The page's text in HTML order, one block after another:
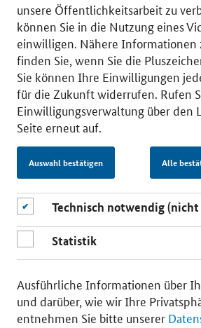
© 2026 Bundesministerium für
RSS
Benutzerhinweise
Impressum
Barrierefreiheit
Einwilligungsverwaltung
unsere Öffentlichkeitsarbeit zu
können Sie in die Nutzung eines
einwilligen. Nähere Informationen
finden Sie, wenn Sie die
Sie können Ihre Einwilligungen
für die Zukunft widerrufen. Rufen
Einwilligungsverwaltung über den
Seite erneut auf.
Auswahl bestätigen Alle
Technisch notwendig
Statistik
Ausführliche Informationen über
und darüber, wie wir Ihre
entnehmen Sie bitte unserer